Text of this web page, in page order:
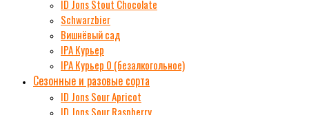
ID Jons Stout Chocolate
Schwarzbier
Вишнёвый сад
IPA Курьер
IPA Курьер 0 (безалкогольное)
Сезонные и разовые сорта
ID Jons Sour Аpricot
ID Jons Sour Raspberry